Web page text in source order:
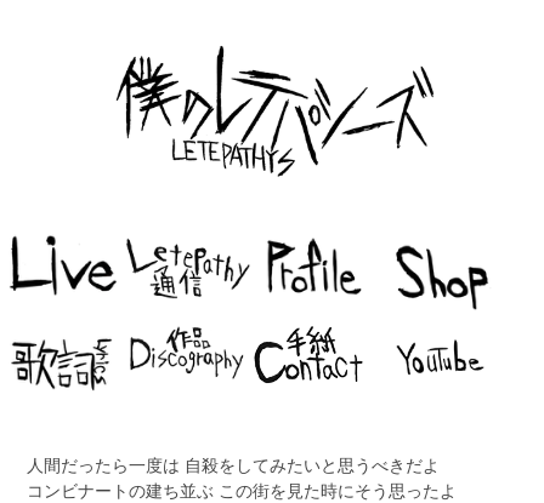
人間だったら一度は 自殺をしてみたいと思うべきだよ
コンビナートの建ち並ぶ この街を見た時にそう思ったよ